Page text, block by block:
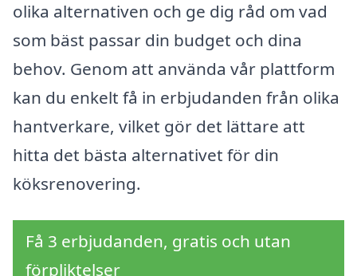
olika alternativen och ge dig råd om vad
som bäst passar din budget och dina
behov. Genom att använda vår plattform
kan du enkelt få in erbjudanden från olika
hantverkare, vilket gör det lättare att
hitta det bästa alternativet för din
köksrenovering.
Få 3 erbjudanden, gratis och utan
förpliktelser